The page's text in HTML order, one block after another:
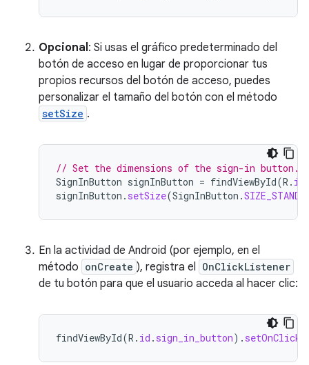
Opcional : Si usas el gráfico predeterminado del
botón de acceso en lugar de proporcionar tus
propios recursos del botón de acceso, puedes
personalizar el tamaño del botón con el método
setSize .
// Set the dimensions of the sign-in button.
SignInButton signInButton = findViewById(R . id
signInButton . setSize(SignInButton .
En la actividad de Android (por ejemplo, en el
método onCreate ), registra el OnClickListener
de tu botón para que el usuario acceda al hacer clic:
findViewById(R . id . sign_in_button).